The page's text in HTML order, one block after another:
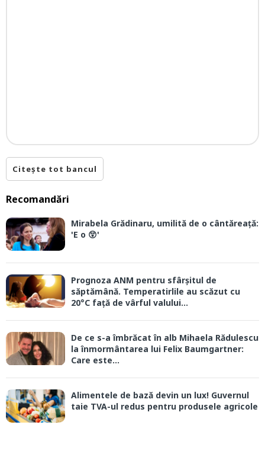
Citește tot bancul
Recomandări
Mirabela Grădinaru, umilită de o cântăreață:
'E o 😲'
Prognoza ANM pentru sfârșitul de
săptămână. Temperatirlile au scăzut cu
20°C față de vârful valului...
De ce s-a îmbrăcat în alb Mihaela Rădulescu
la înmormântarea lui Felix Baumgartner:
Care este...
Alimentele de bază devin un lux! Guvernul
taie TVA-ul redus pentru produsele agricole